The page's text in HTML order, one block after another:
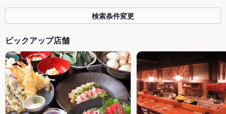
検索条件変更
ピックアップ店舗